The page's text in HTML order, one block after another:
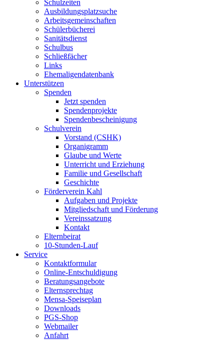
Schulzeiten
Ausbildungsplatzsuche
Arbeitsgemeinschaften
Schülerbücherei
Sanitätsdienst
Schulbus
Schließfächer
Links
Ehemaligendatenbank
Unterstützen
Spenden
Jetzt spenden
Spendenprojekte
Spendenbescheinigung
Schulverein
Vorstand (CSHK)
Organigramm
Glaube und Werte
Unterricht und Erziehung
Familie und Gesellschaft
Geschichte
Förderverein Kahl
Aufgaben und Projekte
Mitgliedschaft und Förderung
Vereinssatzung
Kontakt
Elternbeirat
10-Stunden-Lauf
Service
Kontaktformular
Online-Entschuldigung
Beratungsangebote
Elternsprechtag
Mensa-Speiseplan
Downloads
PGS-Shop
Webmailer
Anfahrt